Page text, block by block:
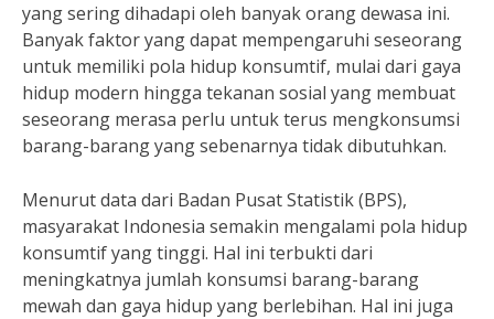
yang sering dihadapi oleh banyak orang dewasa ini.
Banyak faktor yang dapat mempengaruhi seseorang
untuk memiliki pola hidup konsumtif, mulai dari gaya
hidup modern hingga tekanan sosial yang membuat
seseorang merasa perlu untuk terus mengkonsumsi
barang-barang yang sebenarnya tidak dibutuhkan.
Menurut data dari Badan Pusat Statistik (BPS),
masyarakat Indonesia semakin mengalami pola hidup
konsumtif yang tinggi. Hal ini terbukti dari
meningkatnya jumlah konsumsi barang-barang
mewah dan gaya hidup yang berlebihan. Hal ini juga